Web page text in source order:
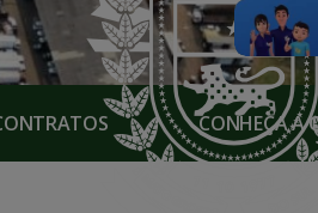
CONHEÇA A